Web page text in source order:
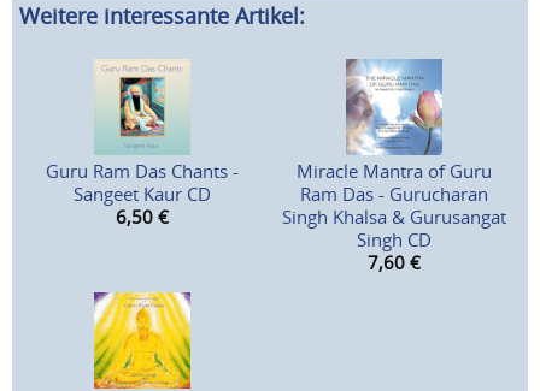
Weitere interessante Artikel:
Guru Ram Das Chants -
Sangeet Kaur CD
6,50 €
Miracle Mantra of Guru
Ram Das - Gurucharan
Singh Khalsa & Gurusangat
Singh CD
7,60 €